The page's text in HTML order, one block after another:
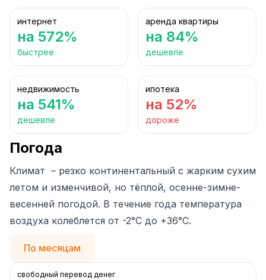
интернет
на 572%
быстрее
аренда квартиры
на 84%
дешевле
недвижимость
на 541%
дешевле
ипотека
на 52%
дороже
Погода
Климат – резко континентальный с жарким сухим
летом и изменчивой, но тёплой, осенне-зимне-
весенней погодой. В течение года температура
воздуха колеблется от -2°C до +36°C.
По месяцам
свободный перевод денег